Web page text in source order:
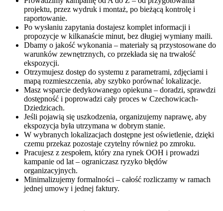
projektu, przez wydruk i montaż, po bieżącą kontrolę i
raportowanie.
Po wysłaniu zapytania dostajesz komplet informacji i
propozycje w kilkanaście minut, bez długiej wymiany maili.
Dbamy o jakość wykonania – materiały są przystosowane do
warunków zewnętrznych, co przekłada się na trwałość
ekspozycji.
Otrzymujesz dostęp do systemu z parametrami, zdjęciami i
mapą rozmieszczenia, aby szybko porównać lokalizacje.
Masz wsparcie dedykowanego opiekuna – doradzi, sprawdzi
dostępność i poprowadzi cały proces w Czechowicach-
Dziedzicach.
Jeśli pojawią się uszkodzenia, organizujemy naprawę, aby
ekspozycja była utrzymana w dobrym stanie.
W wybranych lokalizacjach dostępne jest oświetlenie, dzięki
czemu przekaz pozostaje czytelny również po zmroku.
Pracujesz z zespołem, który zna rynek OOH i prowadzi
kampanie od lat – ograniczasz ryzyko błędów
organizacyjnych.
Minimalizujemy formalności – całość rozliczamy w ramach
jednej umowy i jednej faktury.